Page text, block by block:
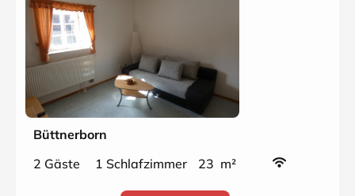
Büttnerborn
2 Gäste
1 Schlafzimmer 23 m²